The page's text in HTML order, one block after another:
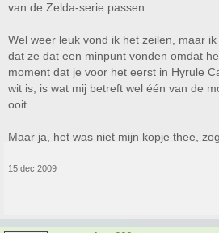
van de Zelda-serie passen.
Wel weer leuk vond ik het zeilen, maar
dat ze dat een minpunt vonden omdat
moment dat je voor het eerst in Hyrule
wit is, is wat mij betreft wel één van de
ooit.
Maar ja, het was niet mijn kopje thee,
15 dec 2009